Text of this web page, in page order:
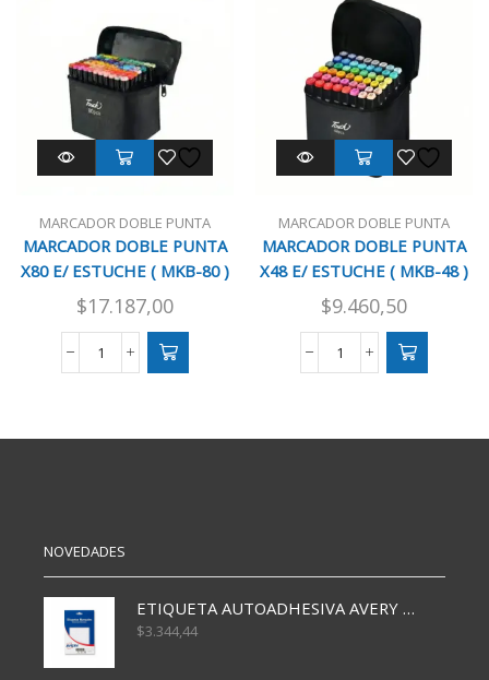
MARCADOR DOBLE PUNTA
MARCADOR DOBLE PUNTA
X80 E/ ESTUCHE ( MKB-80 )
$17.187,00
MARCADOR
E/
)
MARCADOR DOBLE PUNTA
MARCADOR DOBLE PUNTA
X48 E/ ESTUCHE ( MKB-48 )
$9.460,50
MARCADOR
E/
NOVEDADES
ETIQUETA AUTOADHESIVA AVERY 3026 30H 20 X 70
$3.344,44